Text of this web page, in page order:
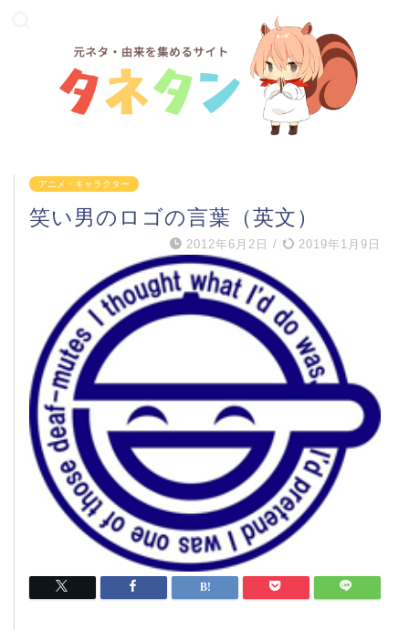
アニメ・キャラクター
笑い男のロゴの言葉（英文）
2012年6月2日 / 2019年1月9日